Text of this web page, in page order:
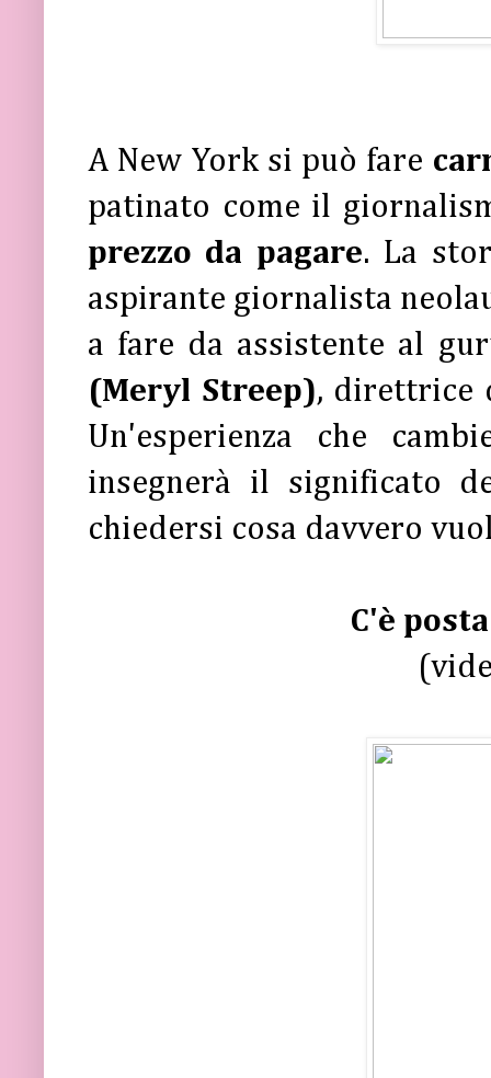
A New York si può fare
patinato come il
prezzo da pagare. La
aspirante giornalista
a fare da assistente al
(Meryl Streep), direttrice
Un'esperienza che
insegnerà il significato
chiedersi cosa davvero
C'è